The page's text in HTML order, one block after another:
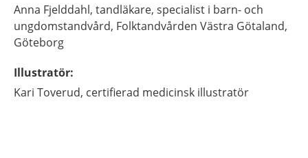
Anna Fjelddahl, tandläkare, specialist i barn- och
ungdomstandvård, Folktandvården Västra Götaland,
Göteborg
Illustratör:
Kari Toverud, certifierad medicinsk illustratör